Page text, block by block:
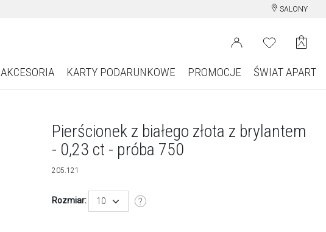
SALONY
AKCESORIA KARTY PODARUNKOWE PROMOCJE ŚWIAT APART
Pierścionek z białego złota z brylantem
- 0,23 ct - próba 750
205.121
Rozmiar: 10